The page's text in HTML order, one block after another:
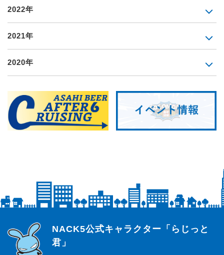
2022年
2021年
2020年
らじっと君
NACK5公式キャラクター「らじっと
君」